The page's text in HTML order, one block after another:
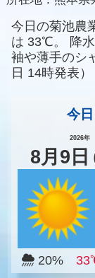
今日の菊池農
は 33℃。 降
袖や薄手のシ
日 14時発表）
今日
2026年
8月 9 日
20%